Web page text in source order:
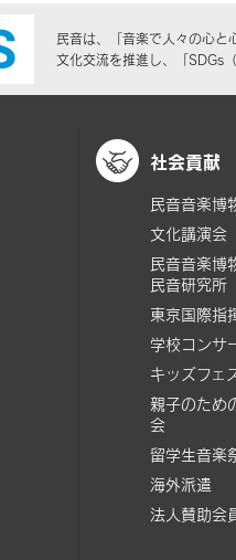
民音は、「音楽で人々の心と
文化交流を推進し、「SDGs
社会貢献
民音音楽博
文化講演会
民音音楽博
民音研究所
東京国際指
学校コンサ
キッズフェ
親子のため
会
留学生音楽
海外派遣
法人賛助会